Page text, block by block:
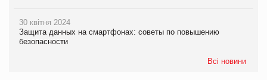
30 квітня 2024
Защита данных на смартфонах: советы по повышению
безопасности
Всі новини